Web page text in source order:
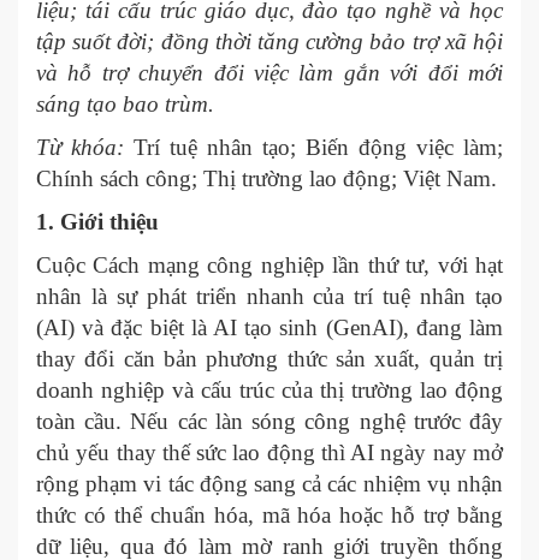
liệu; tái cấu trúc giáo dục, đào tạo nghề và học
tập suốt đời; đồng thời tăng cường bảo trợ xã hội
và hỗ trợ chuyển đổi việc làm gắn với đổi mới
sáng tạo bao trùm.
Từ khóa: Trí tuệ nhân tạo; Biến động việc làm;
Chính sách công; Thị trường lao động; Việt Nam.
1. Giới thiệu
Cuộc Cách mạng công nghiệp lần thứ tư, với hạt
nhân là sự phát triển nhanh của trí tuệ nhân tạo
(AI) và đặc biệt là AI tạo sinh (GenAI), đang làm
thay đổi căn bản phương thức sản xuất, quản trị
doanh nghiệp và cấu trúc của thị trường lao động
toàn cầu. Nếu các làn sóng công nghệ trước đây
chủ yếu thay thế sức lao động thì AI ngày nay mở
rộng phạm vi tác động sang cả các nhiệm vụ nhận
thức có thể chuẩn hóa, mã hóa hoặc hỗ trợ bằng
dữ liệu, qua đó làm mờ ranh giới truyền thống